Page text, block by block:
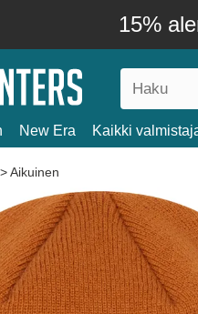
15%
New Era Kaikki
>Aikuinen